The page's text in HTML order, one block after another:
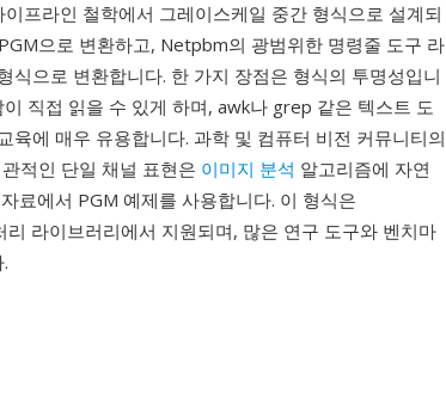
프라인 철학에서 그레이스케일 중간 형식으로 설계되
으로 변환하고, Netpbm의 광범위한 명령줄 도구 라
식으로 변환합니다. 한 가지 장점은 형식의 투명성입니
직접 읽을 수 있게 하며, awk나 grep 같은 텍스트 도
육에 매우 유용합니다. 과학 및 컴퓨터 비전 커뮤니티의
적인 단일 채널 표현은 이미지 분석 알고리즘에 자연
료에서 PGM 예제를 사용합니다. 이 형식은
라이브러리에서 지원되며, 많은 연구 도구와 벤치마